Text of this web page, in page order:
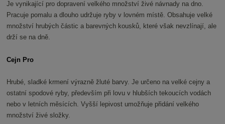
Je vynikající pro dopravení velkého množství živé návnady na dno.
Pracuje pomalu a dlouho udržuje ryby v lovném místě. Obsahuje velké
množství hrubých částic a barevných kousků, které však nevzlínají, ale
drží se na dně.
Cejn Pro
Hrubé, sladké krmení výrazně žluté barvy. Je určeno na velké cejny a
ostatní spodové ryby, především při lovu v hlubších tekoucích vodách
nebo v letních měsících. Vyšší lepivost umožňuje přidání velkého
množství živé složky.